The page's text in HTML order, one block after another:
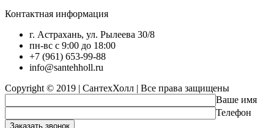
Контактная информация
г. Астрахань, ул. Рылеева 30/8
пн-вс с 9:00 до 18:00
+7 (961) 653-99-88
info@santehholl.ru
Copyright © 2019 | СантехХолл | Все права защищены
Ваше имя
Телефон